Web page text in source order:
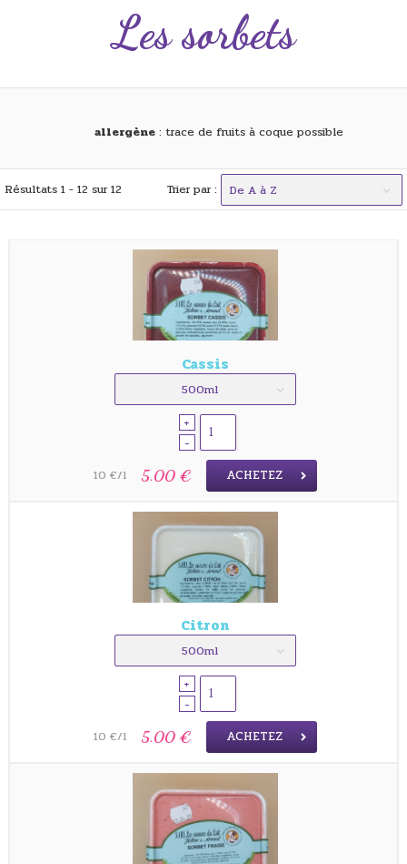
Les sorbets
allergène : trace de fruits à coque possible
Résultats 1 - 12 sur 12 Trier par : De A à Z
Cassis
500ml
+
-
10 €/l 5.00 € ACHETEZ
Citron
500ml
+
-
10 €/l 5.00 € ACHETEZ